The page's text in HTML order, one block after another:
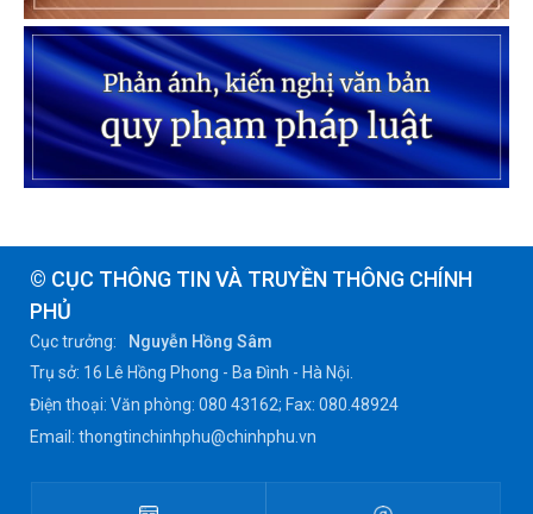
© CỤC THÔNG TIN VÀ TRUYỀN THÔNG CHÍNH
PHỦ
Cục trưởng:
Nguyễn Hồng Sâm
Trụ sở: 16 Lê Hồng Phong - Ba Đình - Hà Nội.
Điện thoại: Văn phòng: 080 43162; Fax: 080.48924
Email: thongtinchinhphu@chinhphu.vn